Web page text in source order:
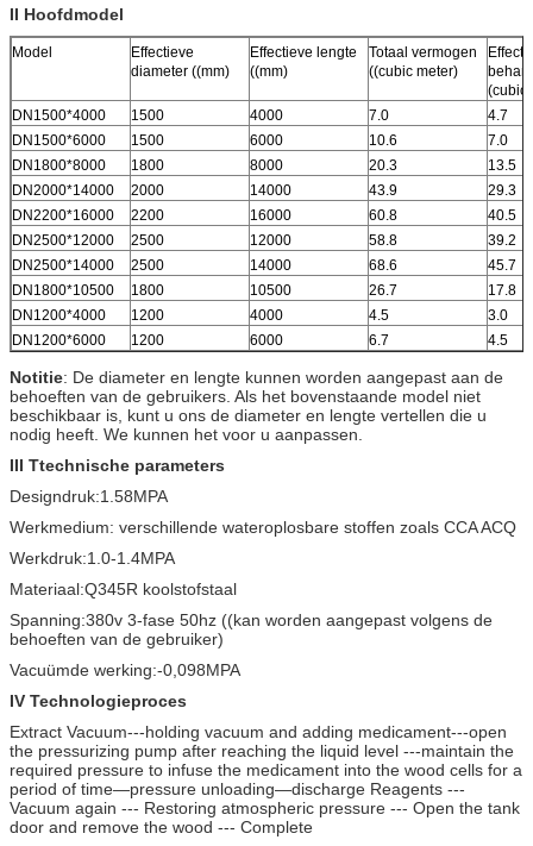
II Hoofdmodel
Model
Effectieve
diameter ((mm)
Effectieve lengte
((mm)
Totaal vermogen
((cubic meter)
(cubic
DN1500*4000
1500 4000 7.0
4.7
DN1500*6000
1500 6000 10.6
7.0
DN1800*8000
1800 8000 20.3
13.5
DN2000*14000
2000 14000 43.9
29.3
DN2200*16000
2200 16000 60.8
40.5
DN2500*12000
2500 12000 58.8
39.2
DN2500*14000
2500 14000 68.6
45.7
DN1800*10500
1800 10500 26.7
17.8
DN1200*4000
1200 4000 4.5
3.0
DN1200*6000
1200 6000 6.7 4.5
Notitie: De diameter en lengte kunnen worden aangepast aan de
behoeften van de gebruikers. Als het bovenstaande model niet
beschikbaar is, kunt u ons de diameter en lengte vertellen die u
nodig heeft. We kunnen het voor u aanpassen.
III Ttechnische parameters
Designdruk:1.58MPA
Werkmedium: verschillende wateroplosbare stoffen zoals CCA ACQ
Werkdruk:1.0-1.4MPA
Materiaal:Q345R koolstofstaal
Spanning:380v 3-fase 50hz ((kan worden aangepast volgens de
behoeften van de gebruiker)
Vacuümde werking:-0,098MPA
IV Technologieproces
Extract Vacuum---holding vacuum and adding medicament---open
the pressurizing pump after reaching the liquid level ---maintain the
required pressure to infuse the medicament into the wood cells for a
period of time—pressure unloading—discharge Reagents ---
Vacuum again --- Restoring atmospheric pressure --- Open the tank
door and remove the wood --- Complete